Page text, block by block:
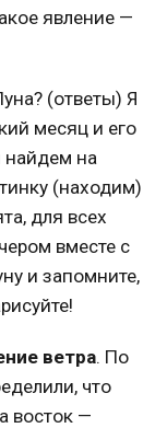
явление —
(ответы) Я
месяц и его
найдем на
(находим)
для всех
вместе с
и запомните,
ветра. По
что
восток —